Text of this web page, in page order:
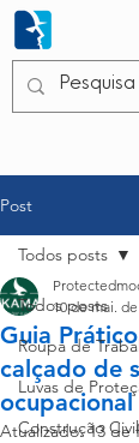
Post
Todos posts
Roupa de
Luvas de
Construção Civil
Todos posts
Guia
calçado de
ocupacional
10 de mai.
Atualizado:13 de